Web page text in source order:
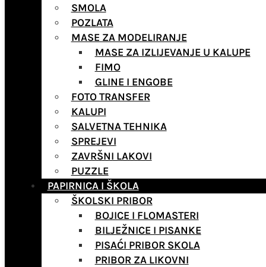
SMOLA
POZLATA
MASE ZA MODELIRANJE
MASE ZA IZLIJEVANJE U KALUPE
FIMO
GLINE I ENGOBE
FOTO TRANSFER
KALUPI
SALVETNA TEHNIKA
SPREJEVI
ZAVRŠNI LAKOVI
PUZZLE
PAPIRNICA I ŠKOLA
ŠKOLSKI PRIBOR
BOJICE I FLOMASTERI
BILJEŽNICE I PISANKE
PISAĆI PRIBOR SKOLA
PRIBOR ZA LIKOVNI